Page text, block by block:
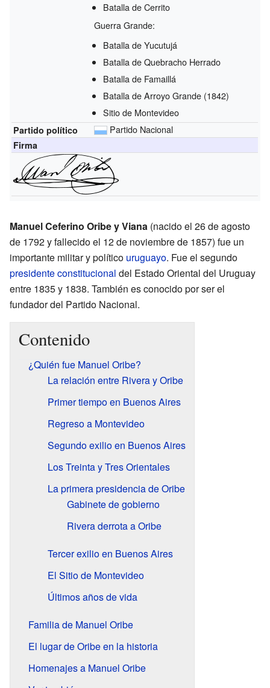
Batalla de Cerrito
Guerra Grande:
Batalla de Yucutujá
Batalla de Quebracho Herrado
Batalla de Famaillá
Batalla de Arroyo Grande (1842)
Sitio de Montevideo
Partido político Partido Nacional
Firma
Manuel Ceferino Oribe y Viana (nacido el 26 de agosto
de 1792 y fallecido el 12 de noviembre de 1857) fue un
importante militar y político uruguayo. Fue el segundo
presidente constitucional del Estado Oriental del Uruguay
entre 1835 y 1838. También es conocido por ser el
fundador del Partido Nacional.
Contenido
¿Quién fue Manuel Oribe?
La relación entre Rivera y Oribe
Primer tiempo en Buenos Aires
Regreso a Montevideo
Segundo exilio en Buenos Aires
Los Treinta y Tres Orientales
La primera presidencia de Oribe
Gabinete de gobierno
Rivera derrota a Oribe
Tercer exilio en Buenos Aires
El Sitio de Montevideo
Últimos años de vida
Familia de Manuel Oribe
El lugar de Oribe en la historia
Homenajes a Manuel Oribe